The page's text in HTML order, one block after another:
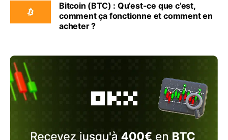
Bitcoin (BTC) : Qu’est-ce que c’est,
comment ça fonctionne et comment en
acheter ?